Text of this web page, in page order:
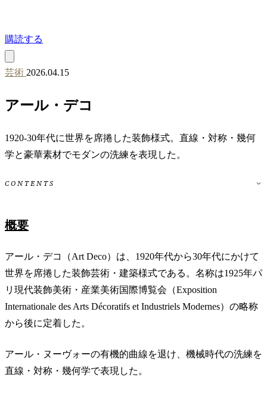
購読する
芸術 2026.04.15
アール・デコ
1920-30年代に世界を席捲した装飾様式。直線・対称・幾何
学と豪華素材でモダンの洗練を表現した。
CONTENTS
概要
アール・デコ（Art Deco）は、1920年代から30年代にかけて
世界を席捲した装飾芸術・建築様式である。名称は1925年パ
リ現代装飾美術・産業美術国際博覧会（Exposition
Internationale des Arts Décoratifs et Industriels Modernes）の略称
から後に定着した。
アール・ヌーヴォーの有機的曲線を退け、機械時代の洗練を
直線・対称・幾何学で表現した。